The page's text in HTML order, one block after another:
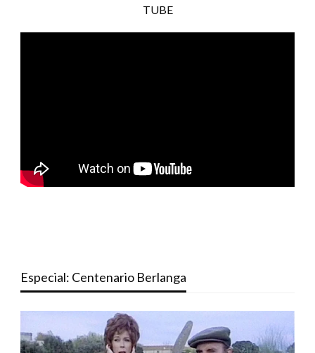
TUBE
Especial: Centenario Berlanga